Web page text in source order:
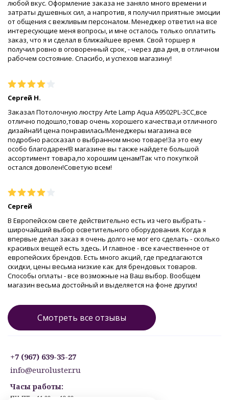
любой вкус. Оформление заказа не заняло много времени и
затраты душевных сил, а напротив, я получил приятные эмоции
от общения с вежливым персоналом. Менеджер ответил на все
интересующие меня вопросы, и мне осталось только оплатить
заказ, что я и сделал в ближайшее время. Свой торшер я
получил ровно в оговоренный срок, - через два дня, в отличном
рабочем состояние. Спасибо, и успехов магазину!
Сергей Н.
Заказал Потолочную люстру Arte Lamp Aqua A9502PL-3CC,все
отлично подошло,товар очень хорошего качества,и отличного
дизайна!И цена понравилась!Менеджеры магазина все
подробно рассказал о выбранном мною товаре!За это ему
особо благодарен!В магазине вы также найдете большой
ассортимент товара,по хорошим ценам!Так что покупкой
остался доволен!Советую всем!
Сергей
В Европейском свете действительно есть из чего выбрать -
широчайший выбор осветительного оборудования. Когда я
впервые делал заказ я очень долго не мог его сделать - сколько
красивых вещей есть здесь. И главное - все качественное от
европейских брендов. Есть много акций, где предлагаются
скидки, цены весьма низкие как для брендовых товаров.
Способы оплаты - все возможные на Ваш выбор. Вообщем
магазин весьма достойный и выделяется на фоне других!
Смотреть все отзывы
+7 (967) 639-35-27
info@euroluster.ru
Часы работы: